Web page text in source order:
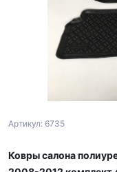
Артикул: 6735
Ковры салона